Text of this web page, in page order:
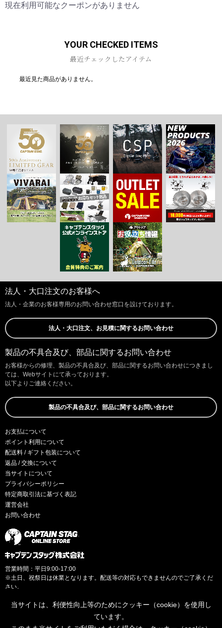
お買い物を続ける カートへ進む
現在利用可能なクーポンがありません
YOUR CHECKED ITEMS
最近チェックしたアイテム
最近見た商品がありません。
法人・大口注文のお客様へ
法人・企業のお客様専用のお問い合わせ窓口を設けております。
法人・大口注文、お見積に関するお問い合わせ
製品の不具合及び、部品に関するお問い合わせ
お客様からの修理、製品の不具合及び、部品に関するお問い合わせにつきまし
ては、Webサイトにて承っております。
以下よりご連絡ください。
製品の不具合及び、部品に関するお問い合わせ
お支払について
ポイント利用について
配送料 / ギフト包装について
返品 / 交換について
当サイトについて
プライバシーポリシー
特定商取引法に基づく表記
運営会社
お問い合わせ
営業時間：平日9:00-17:00
※土日、祝祭日は休業となります。配送等の対応もできませんのでご了承くだ
さい。
当サイトは、利便性向上等のためにクッキー（cookie）を使用し
ています。